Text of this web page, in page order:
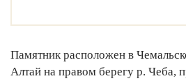
Памятник расположен в
Алтай на правом берегу р. Чеба,